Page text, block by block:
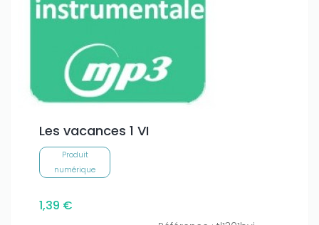
Les vacances 1 VI
Produit
numérique
1,39 €